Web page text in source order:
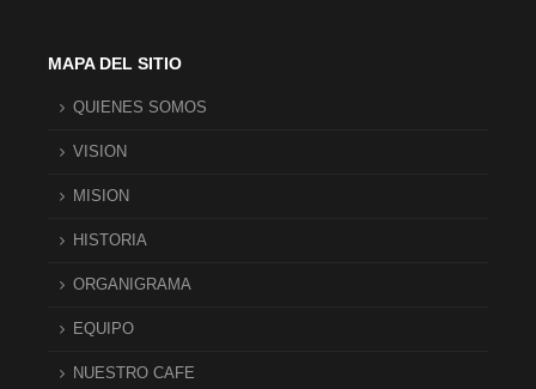
MAPA DEL SITIO
QUIENES SOMOS
VISION
MISION
HISTORIA
ORGANIGRAMA
EQUIPO
NUESTRO CAFE